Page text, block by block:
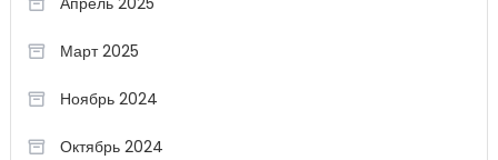
Март 2025
Ноябрь 2024
Октябрь 2024